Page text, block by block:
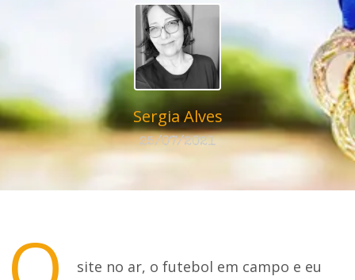
Sergia Alves
25/07/2021
site no ar, o futebol em campo e eu